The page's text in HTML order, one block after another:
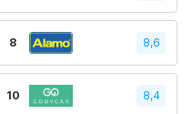
8 8,6
10 8,4